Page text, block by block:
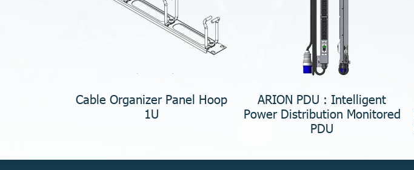
Cable Organizer Panel Hoop
1U
ARION PDU : Intelligent
Power Distribution Monitored
PDU